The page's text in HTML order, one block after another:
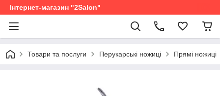
Інтернет-магазин "2Salon"
Товари та послуги Перукарські ножиці Прямі ножиці